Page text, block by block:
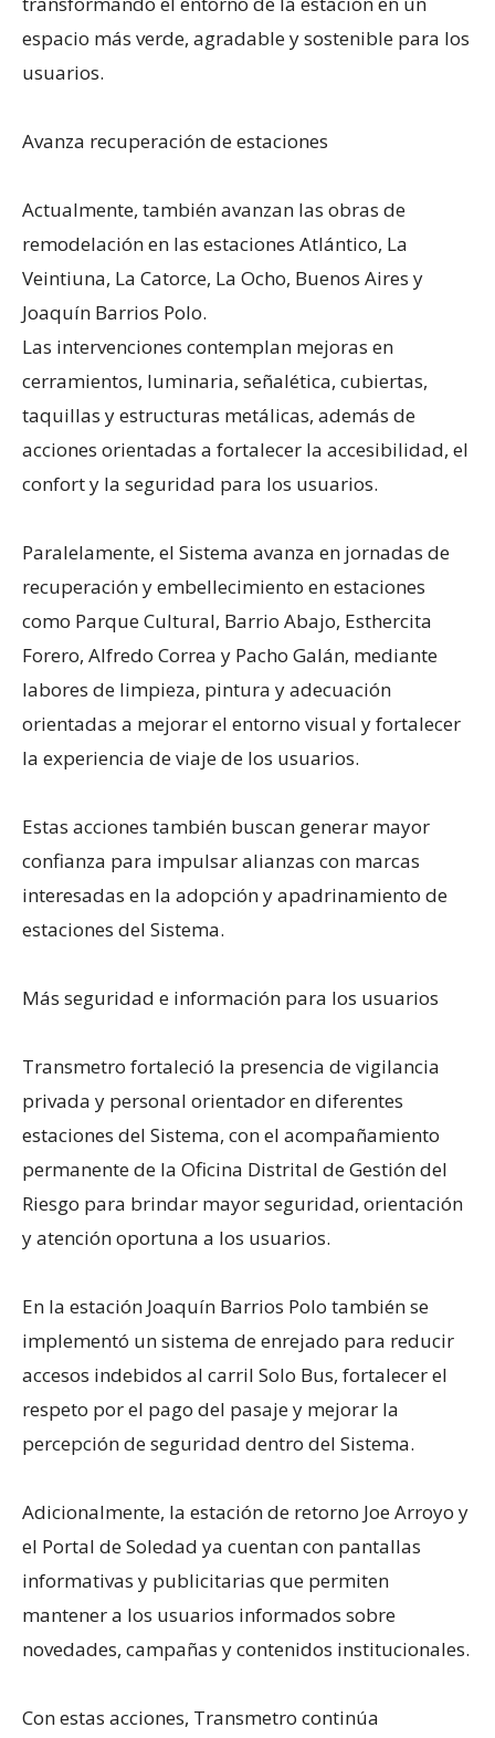
espacio más verde, agradable y sostenible para los
usuarios.
Avanza recuperación de estaciones
Actualmente, también avanzan las obras de
remodelación en las estaciones Atlántico, La
Veintiuna, La Catorce, La Ocho, Buenos Aires y
Joaquín Barrios Polo.
Las intervenciones contemplan mejoras en
cerramientos, luminaria, señalética, cubiertas,
taquillas y estructuras metálicas, además de
acciones orientadas a fortalecer la accesibilidad, el
confort y la seguridad para los usuarios.
Paralelamente, el Sistema avanza en jornadas de
recuperación y embellecimiento en estaciones
como Parque Cultural, Barrio Abajo, Esthercita
Forero, Alfredo Correa y Pacho Galán, mediante
labores de limpieza, pintura y adecuación
orientadas a mejorar el entorno visual y fortalecer
la experiencia de viaje de los usuarios.
Estas acciones también buscan generar mayor
confianza para impulsar alianzas con marcas
interesadas en la adopción y apadrinamiento de
estaciones del Sistema.
Más seguridad e información para los usuarios
Transmetro fortaleció la presencia de vigilancia
privada y personal orientador en diferentes
estaciones del Sistema, con el acompañamiento
permanente de la Oficina Distrital de Gestión del
Riesgo para brindar mayor seguridad, orientación
y atención oportuna a los usuarios.
En la estación Joaquín Barrios Polo también se
implementó un sistema de enrejado para reducir
accesos indebidos al carril Solo Bus, fortalecer el
respeto por el pago del pasaje y mejorar la
percepción de seguridad dentro del Sistema.
Adicionalmente, la estación de retorno Joe Arroyo y
el Portal de Soledad ya cuentan con pantallas
informativas y publicitarias que permiten
mantener a los usuarios informados sobre
novedades, campañas y contenidos institucionales.
Con estas acciones, Transmetro continúa